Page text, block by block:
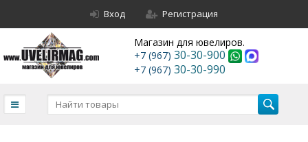
Вход Регистрация
Магазин для ювелиров.
+7 (967) 30-30-900
+7 (967) 30-30-990